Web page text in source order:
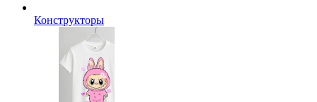
Конструкторы